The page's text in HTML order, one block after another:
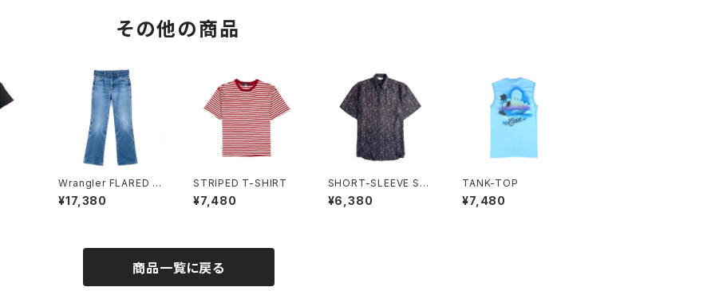
その他の商品
Wrangler FLARED J
EANS
¥17,380
STRIPED T-SHIRT
¥7,480
SHORT-SLEEVE SHI
RT
¥6,380
TANK-TOP
¥7,480
商品一覧に戻る